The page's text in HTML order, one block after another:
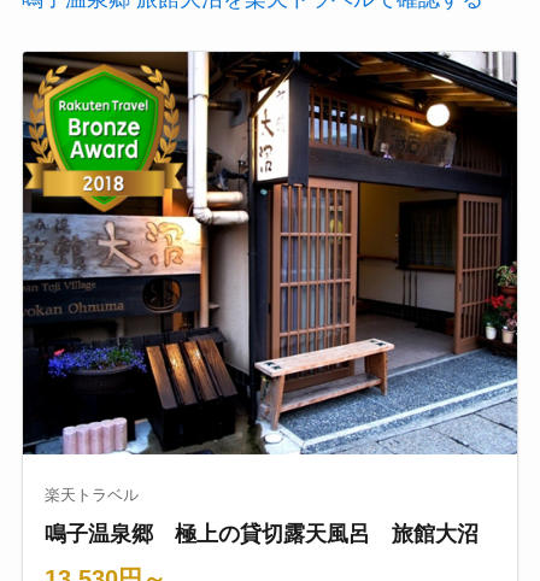
楽天トラベル
鳴子温泉郷 極上の貸切露天風呂 旅館大沼